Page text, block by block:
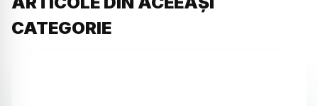
CATEGORIE